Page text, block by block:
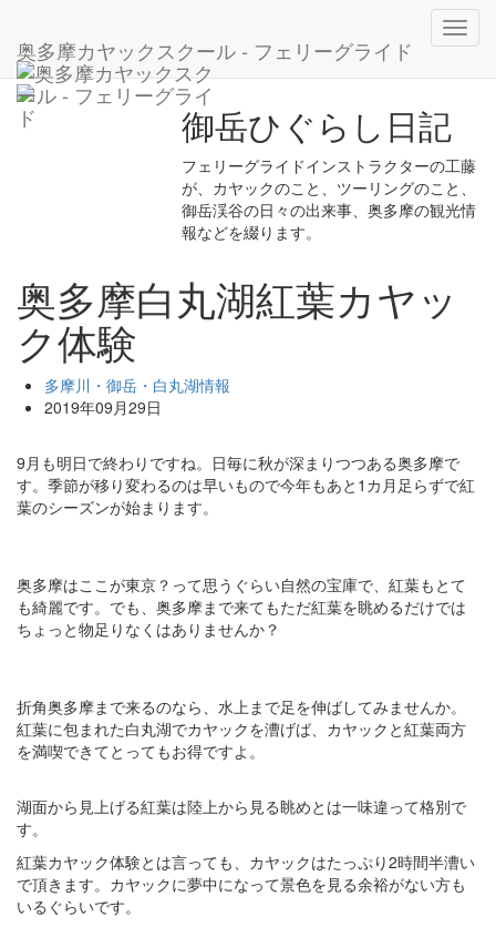
奥多摩カヤックスクール - フェリーグライド
奥多摩白丸湖紅葉カヤック体験
御岳ひぐらし日記
フェリーグライドインストラクターの工藤
が、カヤックのこと、ツーリングのこと、
御岳渓谷の日々の出来事、奥多摩の観光情
報などを綴ります。
奥多摩白丸湖紅葉カヤッ
ク体験
多摩川・御岳・白丸湖情報
2019年09月29日
9月も明日で終わりですね。日毎に秋が深まりつつある奥多摩で
す。季節が移り変わるのは早いもので今年もあと1カ月足らずで紅
葉のシーズンが始まります。
奥多摩はここが東京？って思うぐらい自然の宝庫で、紅葉もとて
も綺麗です。でも、奥多摩まで来てもただ紅葉を眺めるだけでは
ちょっと物足りなくはありませんか？
折角奥多摩まで来るのなら、水上まで足を伸ばしてみませんか。
紅葉に包まれた白丸湖でカヤックを漕げば、カヤックと紅葉両方
を満喫できてとってもお得ですよ。
湖面から見上げる紅葉は陸上から見る眺めとは一味違って格別で
す。
紅葉カヤック体験とは言っても、カヤックはたっぷり2時間半漕い
で頂きます。カヤックに夢中になって景色を見る余裕がない方も
いるぐらいです。